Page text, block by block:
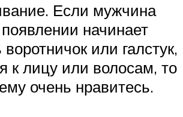
Если мужчина
начинает
или галстук,
к лицу или волосам, то
очень нравитесь.